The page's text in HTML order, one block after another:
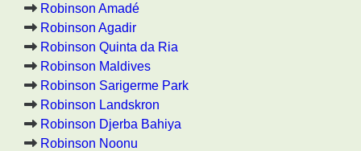
Robinson Amadé
Robinson Agadir
Robinson Quinta da Ria
Robinson Maldives
Robinson Sarigerme Park
Robinson Landskron
Robinson Djerba Bahiya
Robinson Noonu